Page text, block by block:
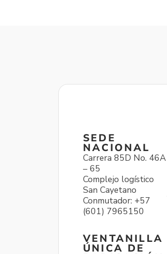
SEDE
NACIONAL
Carrera 85D No. 46A
– 65
Complejo logístico
San Cayetano
Conmutador: +57
(601) 7965150
VENTANILLA
ÚNICA DE